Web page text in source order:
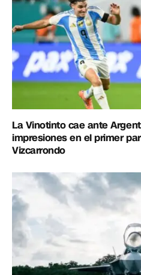
La Vinotinto cae ante
impresiones en el primer
Vizcarrondo